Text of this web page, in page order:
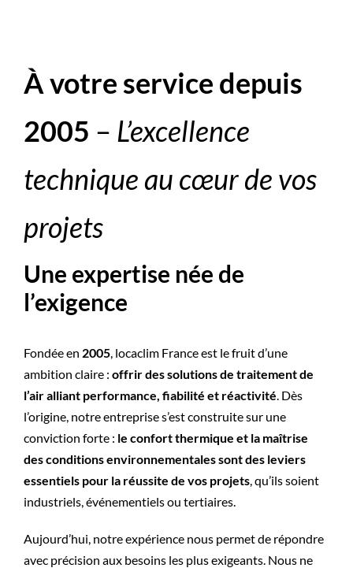
Nous contacter : 04 72 48 02 18
À votre service depuis
2005 – L’excellence
technique au cœur de vos
projets
Une expertise née de
l’exigence
Fondée en 2005, locaclim France est le fruit d’une
ambition claire : offrir des solutions de traitement de
l’air alliant performance, fiabilité et réactivité. Dès
l’origine, notre entreprise s’est construite sur une
conviction forte : le confort thermique et la maîtrise
des conditions environnementales sont des leviers
essentiels pour la réussite de vos projets, qu’ils soient
industriels, événementiels ou tertiaires.
Aujourd’hui, notre expérience nous permet de répondre
avec précision aux besoins les plus exigeants. Nous ne